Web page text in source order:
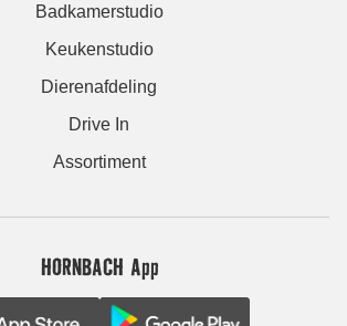
Badkamerstudio
Keukenstudio
Dierenafdeling
Drive In
Assortiment
HORNBACH App